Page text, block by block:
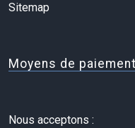
Sitemap
Moyens de paiement
Nous acceptons :